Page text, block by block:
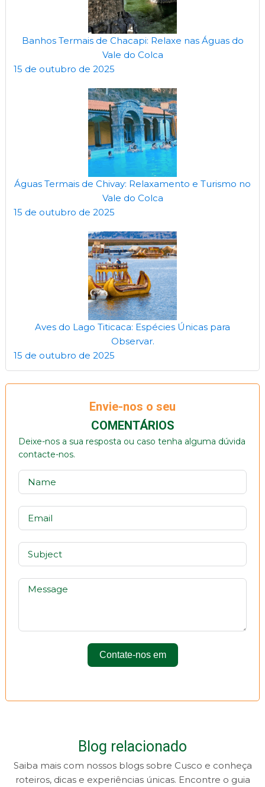
Banhos Termais de Chacapi: Relaxe nas Águas do
Vale do Colca
15 de outubro de 2025
Águas Termais de Chivay: Relaxamento e Turismo no
Vale do Colca
15 de outubro de 2025
Aves do Lago Titicaca: Espécies Únicas para
Observar.
15 de outubro de 2025
Envie-nos o seu
COMENTÁRIOS
Deixe-nos a sua resposta ou caso tenha alguma dúvida
contacte-nos.
Contate-nos em
Blog relacionado
Saiba mais com nossos blogs sobre Cusco e conheça
roteiros, dicas e experiências únicas. Encontre o guia